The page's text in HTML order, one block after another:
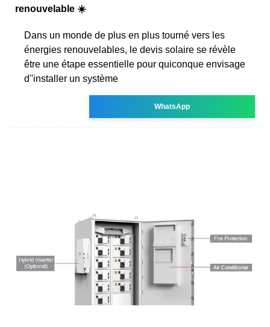
renouvelable ☀️
Dans un monde de plus en plus tourné vers les
énergies renouvelables, le devis solaire se révèle
être une étape essentielle pour quiconque envisage
d''installer un système
WhatsApp